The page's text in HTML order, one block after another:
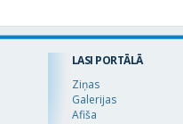
LASI PORTĀLĀ
Ziņas
Galerijas
Afiša